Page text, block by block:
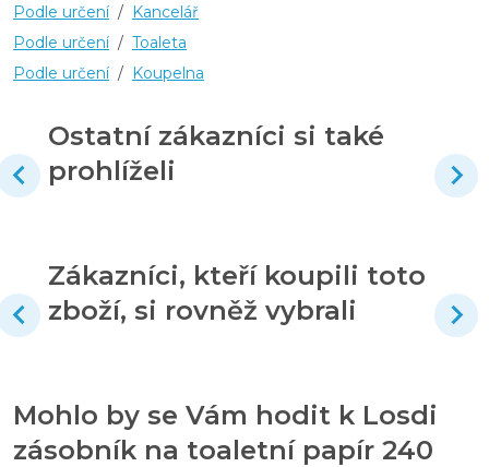
Podle určení / Kancelář
Podle určení / Toaleta
Podle určení / Koupelna
Ostatní zákazníci si také
prohlíželi
Zákazníci, kteří koupili toto
zboží, si rovněž vybrali
Mohlo by se Vám hodit k Losdi
zásobník na toaletní papír 240